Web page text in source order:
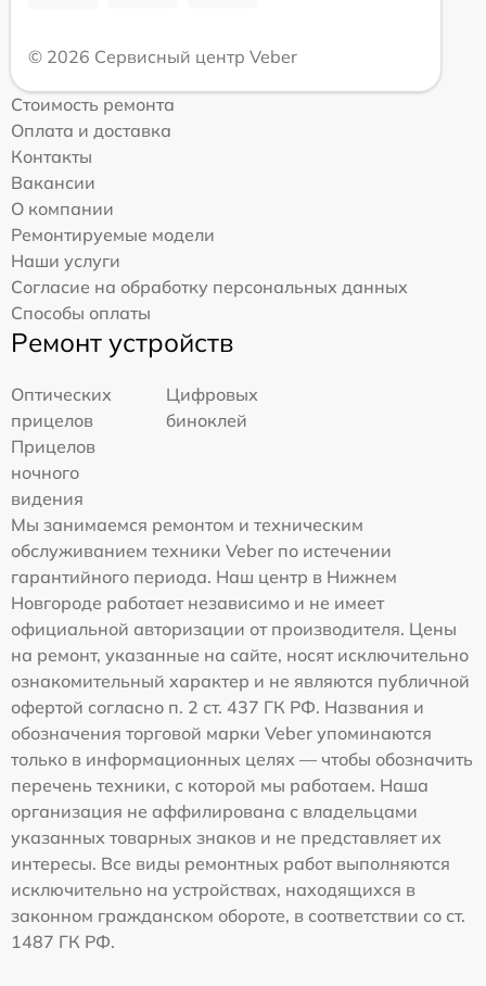
© 2026 Сервисный центр Veber
Стоимость ремонта
Оплата и доставка
Контакты
Вакансии
О компании
Ремонтируемые модели
Наши услуги
Согласие на обработку персональных данных
Способы оплаты
Ремонт устройств
Оптических
прицелов
Цифровых
биноклей
Прицелов
ночного
видения
Мы занимаемся ремонтом и техническим
обслуживанием техники Veber по истечении
гарантийного периода. Наш центр в Нижнем
Новгороде работает независимо и не имеет
официальной авторизации от производителя. Цены
на ремонт, указанные на сайте, носят исключительно
ознакомительный характер и не являются публичной
офертой согласно п. 2 ст. 437 ГК РФ. Названия и
обозначения торговой марки Veber упоминаются
только в информационных целях — чтобы обозначить
перечень техники, с которой мы работаем. Наша
организация не аффилирована с владельцами
указанных товарных знаков и не представляет их
интересы. Все виды ремонтных работ выполняются
исключительно на устройствах, находящихся в
законном гражданском обороте, в соответствии со ст.
1487 ГК РФ.